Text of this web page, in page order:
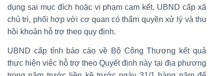
dụng sai mục đích hoặc vi phạm cam kết, UBND cấp xã
chủ trì, phối hợp với cơ quan có thẩm quyền xử lý và thu
hồi khoản hỗ trợ theo quy định.
UBND cấp tỉnh báo cáo về Bộ Công Thương kết quả
thực hiện việc hỗ trợ theo Quyết định này tại địa phương